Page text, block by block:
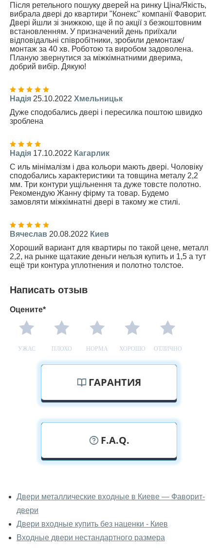
Після ретельного пошуку дверей на ринку Ціна/Якість,
вибрала двері до квартири "Конекс" компанії Фаворит.
Двері йшли зі знижкою, ще й по акції з безкоштовним
встановленням. У призначений день приїхали
відповідальні співробітники, зробили демонтаж/
монтаж за 40 хв. Роботою та виробом задоволена.
Планую звернутися за міжкімнатними дверима,
добрий вибір. Дякую!
Надія 25.10.2022 Хмельницьк
Дуже сподобались двері і пересилка поштою швидко
зроблена
Надія 17.10.2022 Кагарлик
С иль мінімалізм і два кольори мають двері. Чоловіку
сподобались характеристики та товщина металу 2,2
мм. Три контури ущільнення та дуже товсте полотно.
Рекомендую Жанну фірму та товар. Будемо
замовляти міжкімнатні двері в такому же стилі.
Вячеслав 20.08.2022 Киев
Хороший вариант для квартиры по такой цене, металл
2,2, на рынке щатакие деньги нельзя купить и 1,5 а тут
ещё три контура уплотнения и полотно толстое.
Написать отзыв
Оцените*
УЖАС ПЛОХО НОРМА ХОРОШО ОТЛИЧНО
ГАРАНТИЯ
F.A.Q.
входные вживую?
Да, можно посмотреть двери входные в нашем
фирменном салоне-магазине.
У вас большой магазин?
Двери металлические входные в Киеве — Фаворит-
двери
Двери входные купить без наценки - Киев
Входные двери нестандартного размера